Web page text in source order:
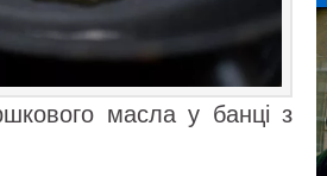
масла у банці з